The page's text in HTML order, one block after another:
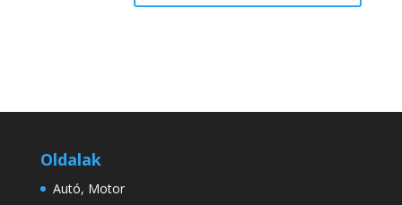
Oldalak
Autó, Motor